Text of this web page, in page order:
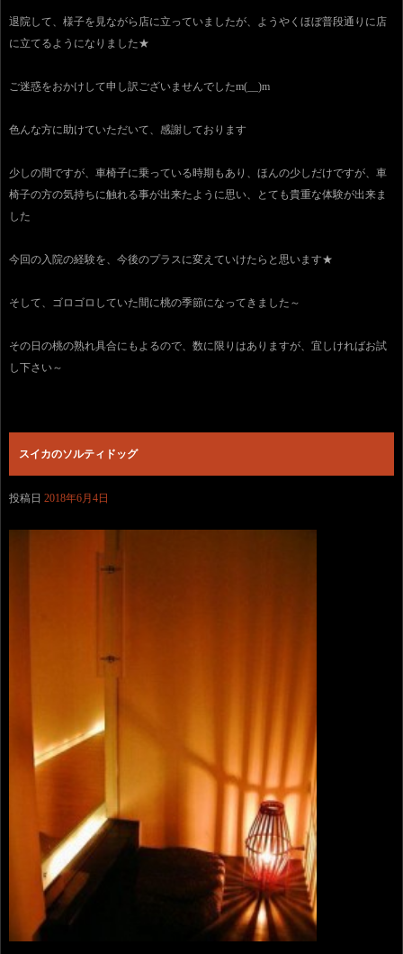
退院して、様子を見ながら店に立っていましたが、ようやくほぼ普段通りに店
に立てるようになりました★
ご迷惑をおかけして申し訳ございませんでしたm(__)m
色んな方に助けていただいて、感謝しております
少しの間ですが、車椅子に乗っている時期もあり、ほんの少しだけですが、車
椅子の方の気持ちに触れる事が出来たように思い、とても貴重な体験が出来ま
した
今回の入院の経験を、今後のプラスに変えていけたらと思います★
そして、ゴロゴロしていた間に桃の季節になってきました～
その日の桃の熟れ具合にもよるので、数に限りはありますが、宜しければお試
し下さい～
スイカのソルティドッグ
投稿日 2018年6月4日